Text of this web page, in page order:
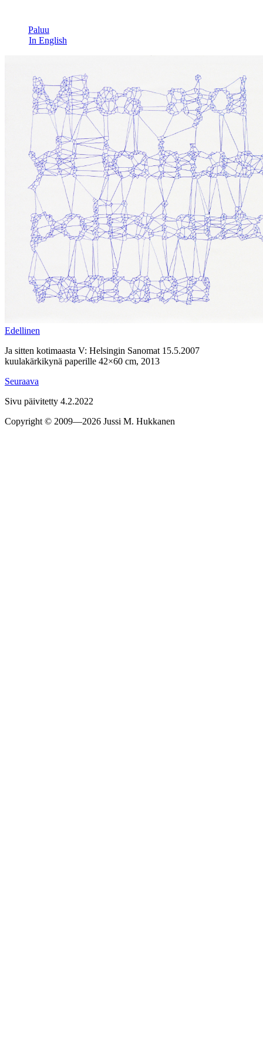
Paluu
In English
Edel­linen
Ja sitten kotimaasta V: Helsingin Sanomat 15.5.2007
kuulakärkikynä paperille 42×60 cm, 2013
Seu­raava
Sivu päivitetty 4.2.2022
Copyright © 2009—2026 Jussi M. Hukkanen